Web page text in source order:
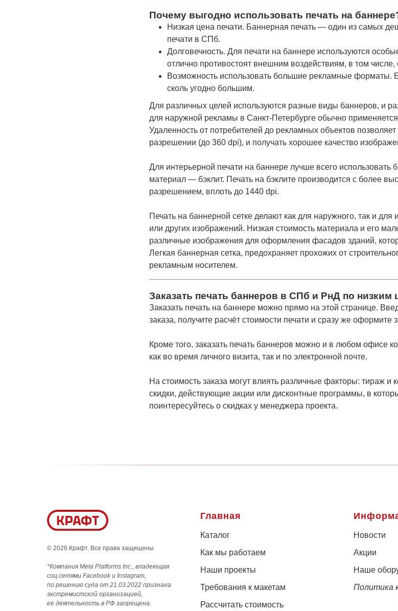
Почему выгодно использовать печать на
Низкая цена печати. Баннерная печать — один из самых
печати в СПб.
Долговечность. Для печати на баннере используются
отлично противостоят внешним воздействиям, в том числе,
Возможность использовать большие рекламные форматы.
сколь угодно большим.
Для различных целей используются разные виды баннеров, и
для наружной рекламы в Санкт-Петербурге обычно
Удаленность от потребителей до рекламных объектов
разрешении (до 360 dpi), и получать хорошее качество
Для интерьерной печати на баннере лучше всего использовать
материал — бэклит. Печать на бэклите производится с более
разрешением, вплоть до 1440 dpi.
Печать на баннерной сетке делают как для наружного, так и
или других изображений. Низкая стоимость материала и его
различные изображения для оформления фасадов зданий,
Легкая баннерная сетка, предохраняет прохожих от
рекламным носителем.
Заказать печать баннеров в СПб и РнД по низким
Заказать печать на баннере можно прямо на этой странице.
заказа, получите расчёт стоимости печати и сразу же оформите
Кроме того, заказать печать баннеров можно и в любом офисе
как во время личного визита, так и по электронной почте.
На стоимость заказа могут влиять различные факторы: тираж и
скидки, действующие акции или дисконтные программы, в
поинтересуйтесь о скидках у менеджера проекта.
© 2026 Крафт. Все права защищены
*Компания Meta Platforms Inc., владеющая
соц.сетями Facebook и Instagram,
по решению суда от 21.03.2022 признана
экстремистской организацией,
ее деятельность в РФ запрещена.
Главная
Каталог
Как мы работаем
Наши проекты
Требования к макетам
Рассчитать стоимость
Новости
Акции
Наше
Политика